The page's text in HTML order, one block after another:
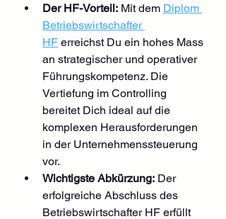
Der HF-Vorteil: Mit dem Diplom
Betriebswirtschafter
HF erreichst Du ein hohes Mass
an strategischer und operativer
Führungskompetenz. Die
Vertiefung im Controlling
bereitet Dich ideal auf die
komplexen Herausforderungen
in der Unternehmenssteuerung
vor.
Wichtigste Abkürzung: Der
erfolgreiche Abschluss des
Betriebswirtschafter HF erfüllt